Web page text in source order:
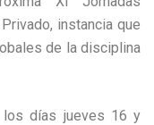
instancia que
de la disciplina
los días jueves 16 y